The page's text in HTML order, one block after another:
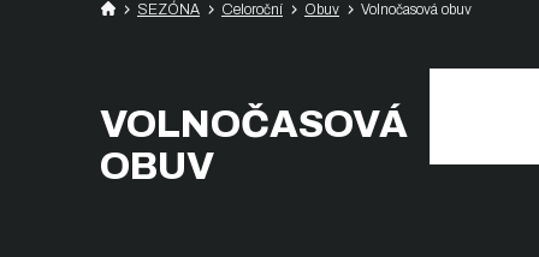
SEZÓNA Celoroční Obuv Volnočasová obuv
VOLNOČASOVÁ
OBUV